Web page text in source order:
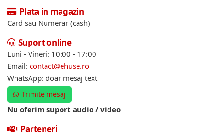
Plata in magazin
Card sau Numerar (cash)
Suport online
Luni - Vineri: 10:00 - 17:00
Email: contact@ehuse.ro
WhatsApp: doar mesaj text
Trimite mesaj
Nu oferim suport audio / video
Parteneri